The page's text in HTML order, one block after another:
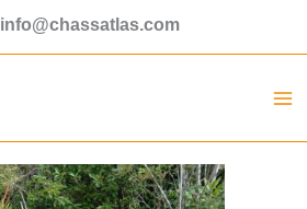
info@chassatlas.com